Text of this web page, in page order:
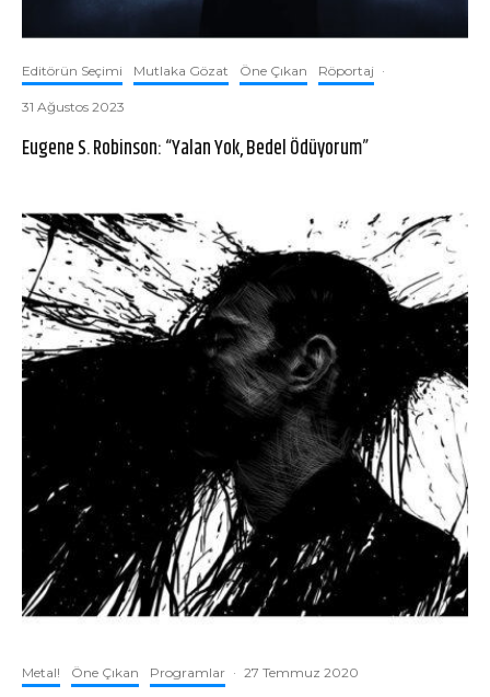
Editörün Seçimi Mutlaka Gözat Öne Çıkan Röportaj ·
31 Ağustos 2023
Eugene S. Robinson: “Yalan Yok, Bedel Ödüyorum”
Metal! Öne Çıkan Programlar · 27 Temmuz 2020